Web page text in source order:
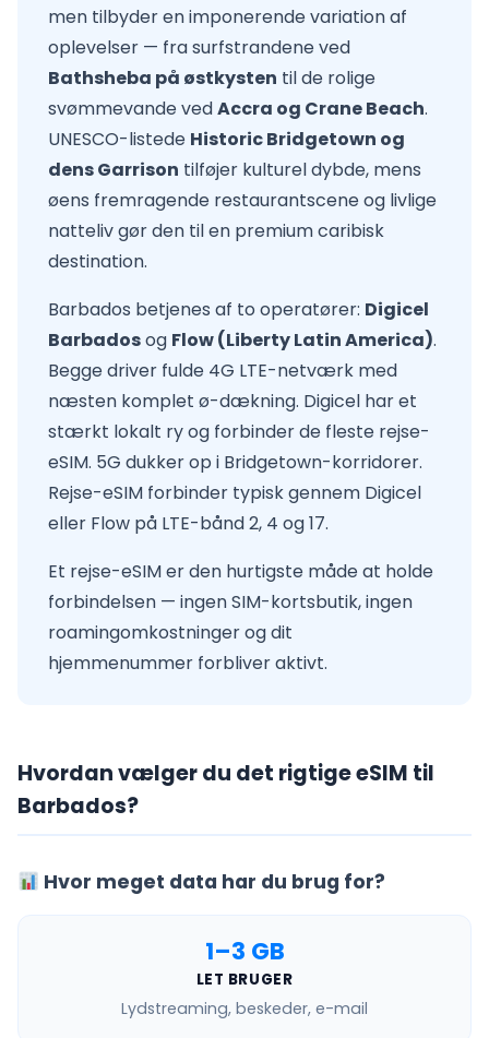
men tilbyder en imponerende variation af
oplevelser — fra surfstrandene ved
Bathsheba på østkysten til de rolige
svømmevande vedAccra og Crane Beach.
UNESCO-listede Historic Bridgetown og
dens Garrison tilføjer kulturel dybde, mens
øens fremragende restaurantscene og livlige
natteliv gør den til en premium caribisk
destination.
Barbados betjenes af to operatører: Digicel
Barbadosog Flow (Liberty Latin America).
Begge driver fulde 4G LTE-netværk med
næsten komplet ø-dækning. Digicel har et
stærkt lokalt ry og forbinder de fleste rejse-
eSIM. 5G dukker op i Bridgetown-korridorer.
Rejse-eSIM forbinder typisk gennem Digicel
eller Flow på LTE-bånd 2, 4 og 17.
Et rejse-eSIM er den hurtigste måde at holde
forbindelsen — ingen SIM-kortsbutik, ingen
roamingomkostninger og dit
hjemmenummer forbliver aktivt.
Hvordan vælger du det rigtige eSIM til
Barbados?
Hvor meget data har du brug for?
1–3 GB
LET BRUGER
Lydstreaming, beskeder, e-mail